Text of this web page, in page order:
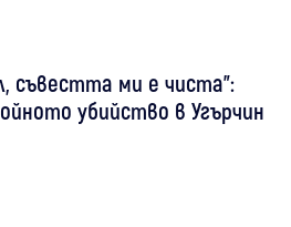
съвестта ми е чиста":
убийство в Угърчин